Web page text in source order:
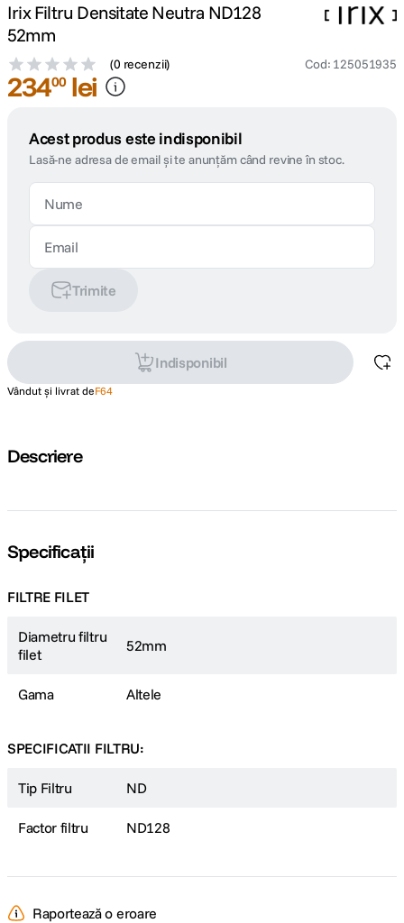
Irix Filtru Densitate Neutra ND128
52mm
(0 recenzii) Cod: 125051935
23400 lei
Acest produs este indisponibil
Lasă-ne adresa de email și te anunțăm când revine în stoc.
Trimite
Indisponibil
Vândut și livrat deF64
Descriere
Specificații
FILTRE FILET
Diametru filtru
filet
52mm
Gama Altele
SPECIFICATII FILTRU:
Tip Filtru ND
Factor filtru ND128
Raportează o eroare